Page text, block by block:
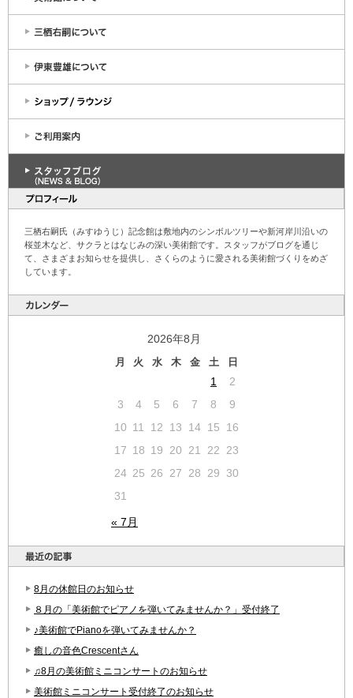
三栖右嗣氏（みすゆうじ）記念館は敷地内のシンボルツリーや新河岸川沿いの
桜並木など、サクラとはなじみの深い美術館です。スタッフがブログを通じ
て、さまざまお知らせを提供し、さくらのように愛される美術館づくりをめざ
しています。
2026年8月
月 火 水 木 金 土 日
« 7月
1
2
3
4 5 6 7 8
9
10 11 12 13 14 15
16
17 18 19 20 21 22
23
24 25 26 27 28 29
30
31
8月の休館日のお知らせ
８月の「美術館でピアノを弾いてみませんか？」受付終了
♪美術館でPianoを弾いてみませんか？
癒しの音色Crescentさん
♫8月の美術館ミニコンサートのお知らせ
美術館ミニコンサート受付終了のお知らせ